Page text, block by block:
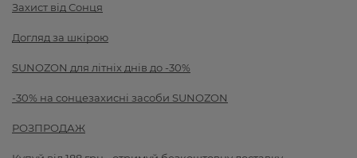
Захист від Сонця
Догляд за шкірою
SUNOZON для літніх днів до -30%
-30% на сонцезахисні засоби SUNOZON
РОЗПРОДАЖ